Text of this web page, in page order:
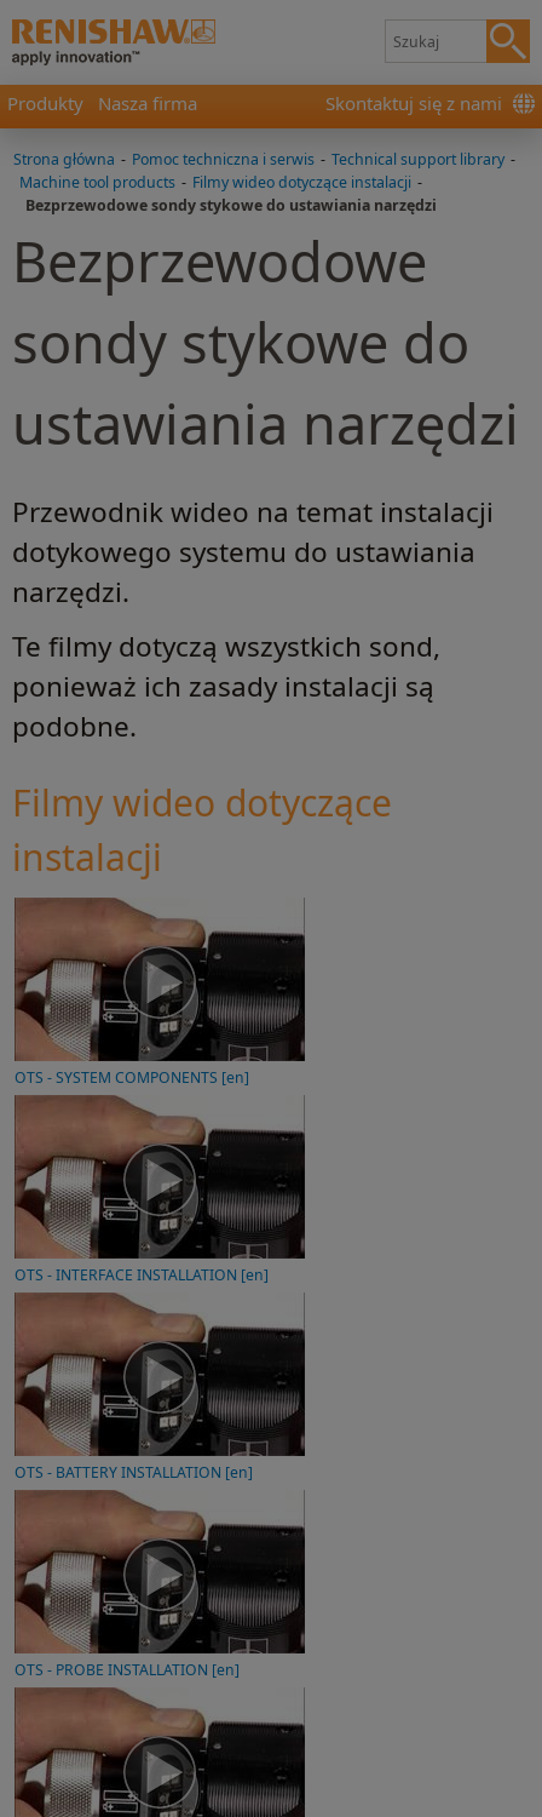
Produkty Nasza firma Skontaktuj się z nami
Strona główna - Pomoc techniczna i serwis - Technical support library -
Machine tool products - Filmy wideo dotyczące instalacji -
Bezprzewodowe sondy stykowe do ustawiania narzędzi
Bezprzewodowe
sondy stykowe do
ustawiania narzędzi
Przewodnik wideo na temat instalacji
dotykowego systemu do ustawiania
narzędzi.
Te filmy dotyczą wszystkich sond,
ponieważ ich zasady instalacji są
podobne.
Filmy wideo dotyczące
instalacji
OTS - SYSTEM COMPONENTS [en]
OTS - INTERFACE INSTALLATION [en]
OTS - BATTERY INSTALLATION [en]
OTS - PROBE INSTALLATION [en]